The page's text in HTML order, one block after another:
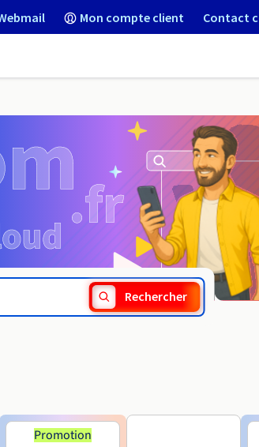
Mon compte client Contact
Rechercher
Promotion